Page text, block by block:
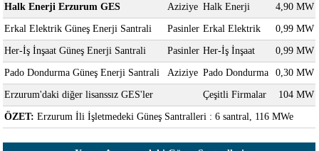
Halk Enerji Erzurum GES Aziziye Halk Enerji 4,90 MW
Erkal Elektrik Güneş Enerji Santrali Pasinler Erkal Elektrik 0,99 MW
Her-İş İnşaat Güneş Enerji Santrali Pasinler Her-İş İnşaat 0,99 MW
Pado Dondurma Güneş Enerji Santrali Aziziye Pado Dondurma 0,30 MW
Erzurum'daki diğer lisanssız GES'ler Çeşitli Firmalar 104 MW
ÖZET: Erzurum İli İşletmedeki Güneş Santralleri : 6 santral, 116 MWe